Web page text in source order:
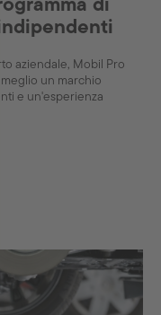
di
aziendale, Mobil Pro
un marchio
e un'esperienza